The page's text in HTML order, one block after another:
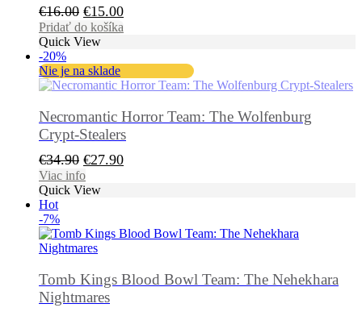
€16.00 Pôvodná
cena
bola:
€16.00.
€15.00Aktuálna
cena
€15.00.
Pridať do košíka
Quick View
-20%
Nie je na sklade
Necromantic Horror Team: The Wolfenburg
Crypt-Stealers
€34.90 Pôvodná
cena
bola:
€27.90Aktuálna
Viac info
Quick View
Hot
-7%
Tomb Kings Blood Bowl Team: The Nehekhara
Nightmares